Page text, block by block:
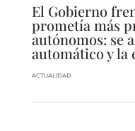
El Gobierno
prometía más
autónomos: se
automático y la
ACTUALIDAD